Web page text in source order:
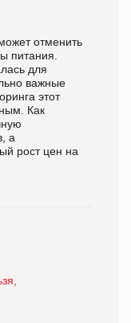
отменить
питания.
для
важные
этот
Как
а
рост цен на